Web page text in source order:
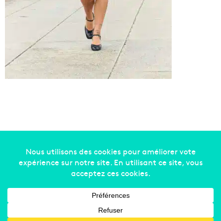
Copyright © 2014-2022Made in Marseille. Tous droits
mentions légales-nous contacter
sommes-nous-annonceurs
Facebook
X LinkedinYouTubeInstagram
RSS